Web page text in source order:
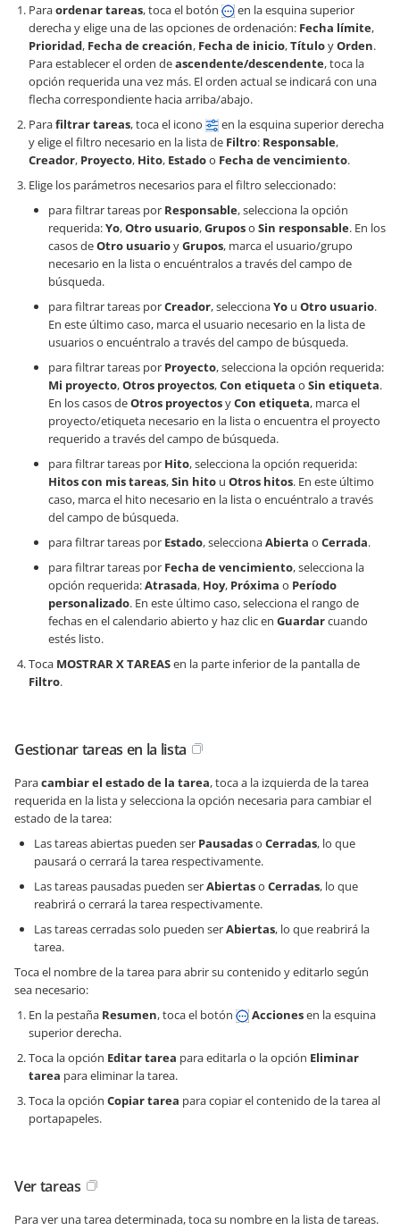
Paraordenar tareas, toca el botón
en la esquina superior
derecha y elige una de las opciones de ordenación: Fecha límite,
Prioridad, Fecha de creación, Fecha de inicio,TítuloyOrden.
Para establecer el orden deascendente/descendente, toca la
opción requerida una vez más. El orden actual se indicará con una
flecha correspondiente hacia arriba/abajo.
Parafiltrar tareas, toca el icono
en la esquina superior derecha
y elige el filtro necesario en la lista de Filtro: Responsable,
Creador, Proyecto, Hito, Estadoo Fecha de vencimiento.
Elige los parámetros necesarios para el filtro seleccionado:
para filtrar tareas por Responsable, selecciona la opción
requerida:Yo,Otro usuario,Gruposo Sin responsable. En los
casos deOtro usuarioyGrupos, marca el usuario/grupo
necesario en la lista o encuéntralos a través del campo de
búsqueda.
para filtrar tareas porCreador, seleccionaYo u Otro usuario.
En este último caso, marca el usuario necesario en la lista de
usuarios o encuéntralo a través del campo de búsqueda.
para filtrar tareas por Proyecto, selecciona la opción requerida:
Mi proyecto,Otros proyectos,Con etiqueta o Sin etiqueta.
En los casos deOtros proyectosyCon etiqueta, marca el
proyecto/etiqueta necesario en la lista o encuentra el proyecto
requerido a través del campo de búsqueda.
para filtrar tareas por Hito, selecciona la opción requerida:
Hitos con mis tareas,Sin hito u Otros hitos. En este último
caso, marca el hito necesario en la lista o encuéntralo a través
del campo de búsqueda.
para filtrar tareas por Estado, seleccionaAbierta o Cerrada.
para filtrar tareas por Fecha de vencimiento, selecciona la
opción requerida:Atrasada, Hoy, Próxima o Período
personalizado. En este último caso, selecciona el rango de
fechas en el calendario abierto y haz clic en Guardarcuando
estés listo.
Toca MOSTRAR X TAREASen la parte inferior de la pantalla de
Filtro.
Gestionar tareas en la lista
Paracambiar el estado de la tarea, toca a la izquierda de la tarea
requerida en la lista y selecciona la opción necesaria para cambiar el
estado de la tarea:
Las tareas abiertas pueden ser Pausadaso Cerradas, lo que
pausará o cerrará la tarea respectivamente.
Las tareas pausadas pueden serAbiertaso Cerradas, lo que
reabrirá o cerrará la tarea respectivamente.
Las tareas cerradas solo pueden serAbiertas, lo que reabrirá la
tarea.
Toca el nombre de la tarea para abrir su contenido y editarlo según
sea necesario:
En la pestaña Resumen, toca el botón Accionesen la esquina
superior derecha.
Toca la opción Editar tarea para editarla o la opción Eliminar
tarea para eliminar la tarea.
Toca la opción Copiar tarea para copiar el contenido de la tarea al
portapapeles.
Ver tareas
Para ver una tarea determinada, toca su nombre en la lista de tareas.